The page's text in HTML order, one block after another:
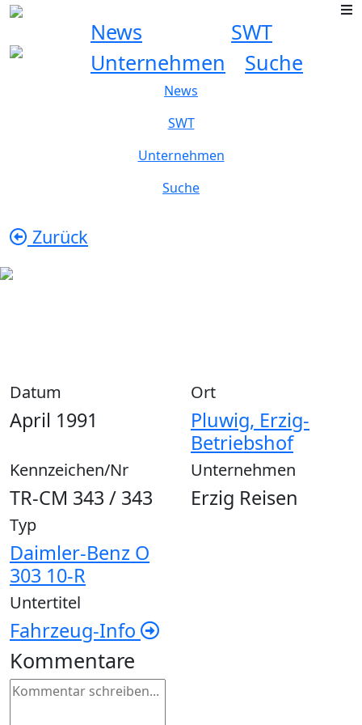
News
SWT
Unternehmen
Suche
News
SWT
Unternehmen
Suche
Zurück
Datum
April 1991
Ort
Pluwig, Erzig-
Betriebshof
Kennzeichen/Nr
TR-CM 343 / 343
Unternehmen
Erzig Reisen
Typ
Daimler-Benz O
303 10-R
Untertitel
Fahrzeug-Info
Kommentare